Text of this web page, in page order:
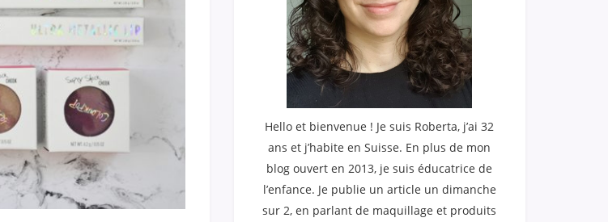
Hello et bienvenue ! Je suis Roberta, j’ai 32
ans et j’habite en Suisse. En plus de mon
blog ouvert en 2013, je suis éducatrice de
l’enfance. Je publie un article un dimanche
sur 2, en parlant de maquillage et produits